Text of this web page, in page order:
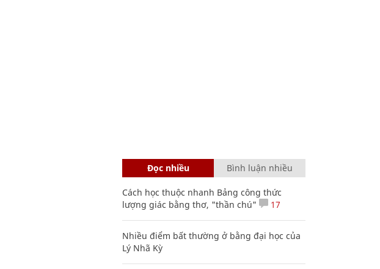
Đọc nhiều Bình luận nhiều
Cách học thuộc nhanh Bảng công thức
lượng giác bằng thơ, "thần chú"
17
Nhiều điểm bất thường ở bằng đại học của
Lý Nhã Kỳ